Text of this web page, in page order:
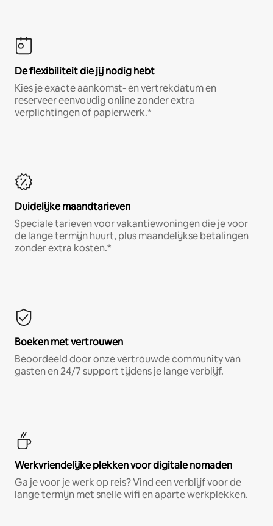
De flexibiliteit die jij nodig hebt
Kies je exacte aankomst- en vertrekdatum en
reserveer eenvoudig online zonder extra
verplichtingen of papierwerk.*
Duidelijke maandtarieven
Speciale tarieven voor vakantiewoningen die je voor
de lange termijn huurt, plus maandelijkse betalingen
zonder extra kosten.*
Boeken met vertrouwen
Beoordeeld door onze vertrouwde community van
gasten en 24/7 support tijdens je lange verblijf.
Werkvriendelijke plekken voor digitale nomaden
Ga je voor je werk op reis? Vind een verblijf voor de
lange termijn met snelle wifi en aparte werkplekken.